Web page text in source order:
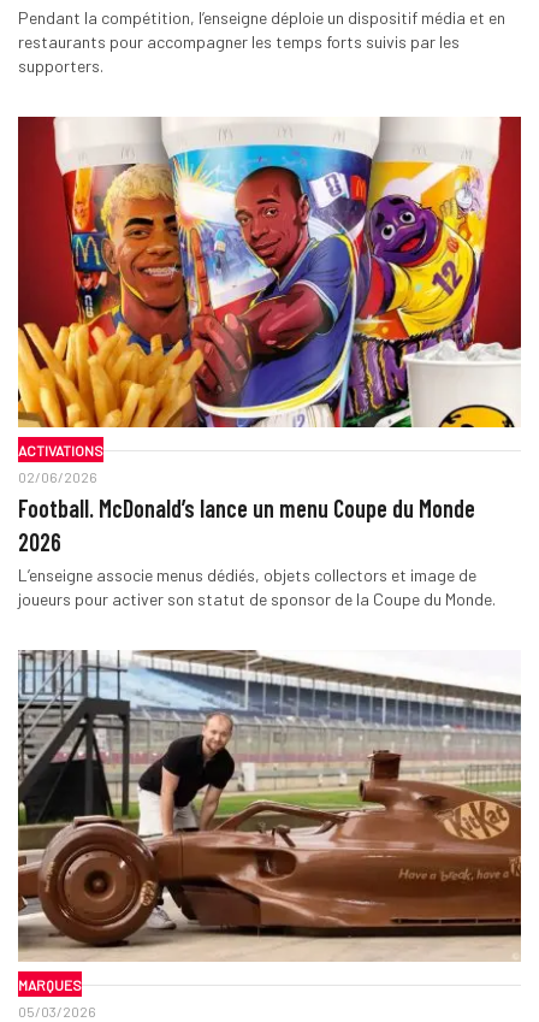
Pendant la compétition, l’enseigne déploie un dispositif média et en
restaurants pour accompagner les temps forts suivis par les
supporters.
ACTIVATIONS
02/06/2026
Football. McDonald’s lance un menu Coupe du Monde
2026
L’enseigne associe menus dédiés, objets collectors et image de
joueurs pour activer son statut de sponsor de la Coupe du Monde.
MARQUES
05/03/2026